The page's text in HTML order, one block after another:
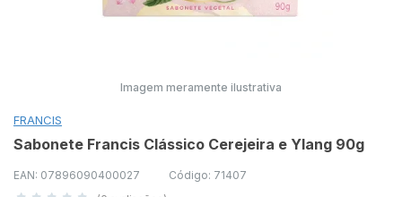
Imagem meramente ilustrativa
FRANCIS
Sabonete Francis Clássico Cerejeira e Ylang 90g
EAN: 07896090400027 Código: 71407